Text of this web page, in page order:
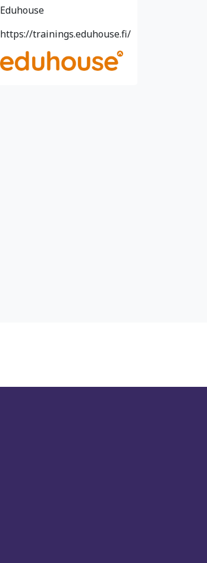
Eduhouse
https://trainings.eduhouse.fi/